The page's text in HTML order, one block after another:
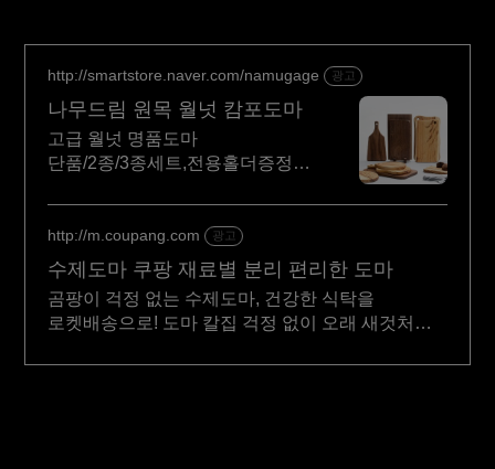
http://smartstore.naver.com/namugage 광고
나무드림 원목 월넛 캄포도마
고급 월넛 명품도마
단품/2종/3종세트,전용홀더증정,
http://m.coupang.com 광고
수제도마 쿠팡 재료별 분리 편리한 도마
곰팡이 걱정 없는 수제도마, 건강한 식탁을
로켓배송으로! 도마 칼집 걱정 없이 오래 새것처럼